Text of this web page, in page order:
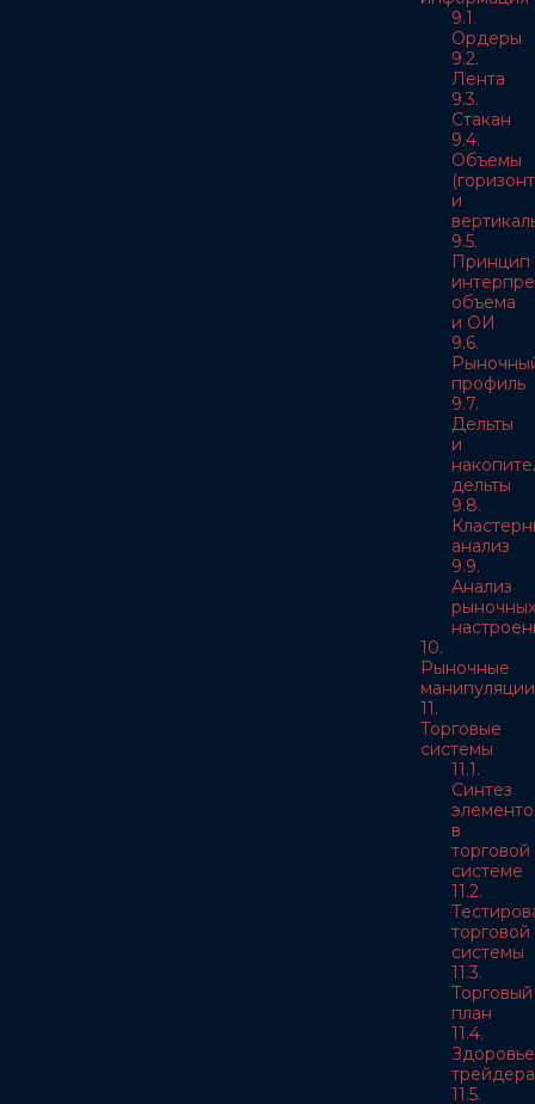
9.1.
Ордеры
9.2.
Лента
9.3.
Стакан
9.4.
Объемы
и
9.5.
Принцип
объема
и ОИ
9.6.
профиль
9.7.
Дельты
и
дельты
9.8.
анализ
9.9.
Анализ
рыночных
10.
Рыночные
манипуляции
11.
Торговые
системы
11.1.
Синтез
в
торговой
системе
11.2.
торговой
системы
11.3.
Торговый
план
11.4.
Здоровье
трейдера
11.5.